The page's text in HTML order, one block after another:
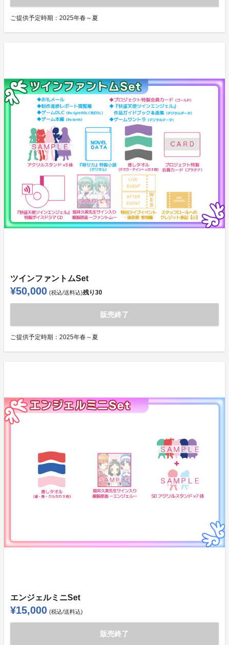
ご提供予定時期： 2025年春～夏
ツインファントムSet
¥50,000 (税込/送料込)残り30
販売終了
ご提供予定時期： 2025年春～夏
エンジェルミニSet
¥15,000 (税込/送料込)
販売終了